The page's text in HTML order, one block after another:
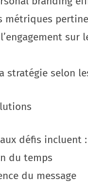
métriques
sur
stratégie selon
défis incluent :
du temps
du message